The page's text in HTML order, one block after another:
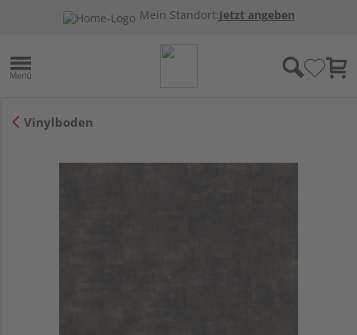
Mein Standort:Jetzt angeben
Vinylboden